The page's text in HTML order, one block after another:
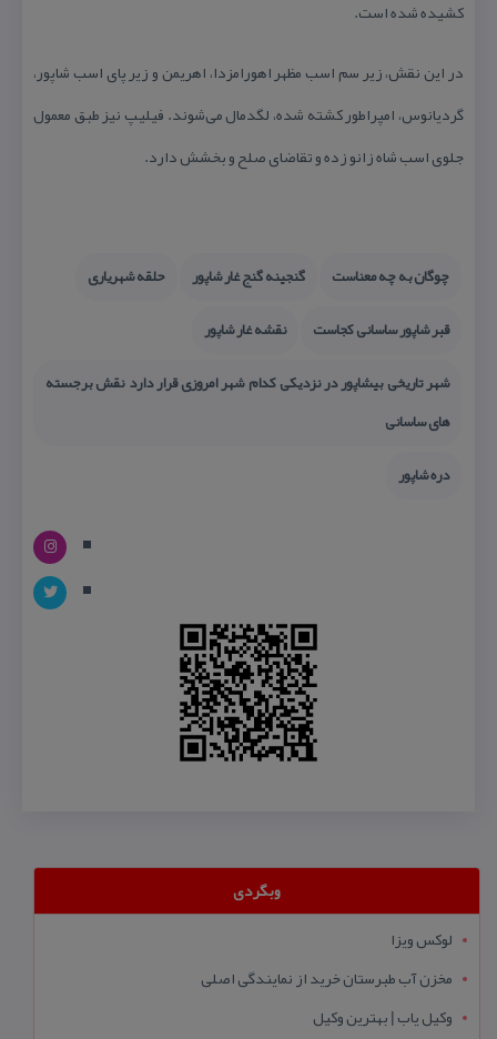
كشیده شده است.
در این نقش، زیر سم اسب مظهر اهورامزدا، اهریمن و زیر پای اسب شاپور،
گردیانوس، امپراطور كشته شده، لگدمال می‌شوند. فیلیپ نیز طبق معمول
جلوی اسب شاه زانو زده و تقاضای صلح و بخشش دارد.
چوگان به چه معناست گنجینه گنج غار شاپور
حلقه شهریاری
قبر شاپور ساسانی كجاست
نقشه غار شاپور
شهر تاریخی بیشاپور در نزدیكی كدام شهر امروزی قرار دارد نقش برجسته
های ساسانی
دره شاپور
وبگردی
لوکس ویزا
مخزن آب طبرستان خرید از نمایندگی اصلی
وکیل یاب | بهترین وکیل